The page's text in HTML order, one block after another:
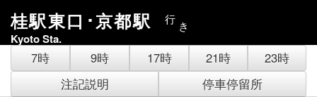
桂駅東口･京都駅 行 き
Kyoto Sta.
7時 9時 17時 21時
23時
注記説明
停車停留所